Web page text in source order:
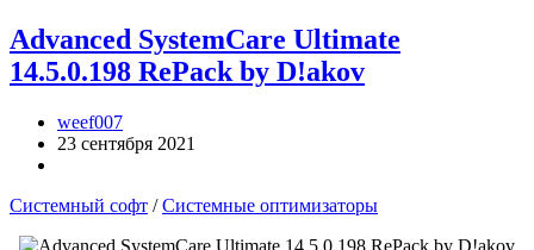
Advanced SystemCare Ultimate
14.5.0.198 RePack by D!akov
weef007
23 сентября 2021
Системный софт /Системные оптимизаторы